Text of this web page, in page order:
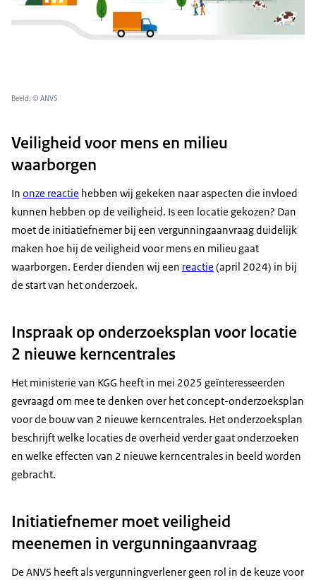
Beeld: © ANVS
Veiligheid voor mens en milieu
waarborgen
In onze reactie hebben wij gekeken naar aspecten die invloed
kunnen hebben op de veiligheid. Is een locatie gekozen? Dan
moet de initiatiefnemer bij een vergunningaanvraag duidelijk
maken hoe hij de veiligheid voor mens en milieu gaat
waarborgen. Eerder dienden wij een reactie (april 2024) in bij
de start van het onderzoek.
Inspraak op onderzoeksplan voor locatie
2 nieuwe kerncentrales
Het ministerie van KGG heeft in mei 2025 geïnteresseerden
gevraagd om mee te denken over het concept-onderzoeksplan
voor de bouw van 2 nieuwe kerncentrales. Het onderzoeksplan
beschrijft welke locaties de overheid verder gaat onderzoeken
en welke effecten van 2 nieuwe kerncentrales in beeld worden
gebracht.
Initiatiefnemer moet veiligheid
meenemen in vergunningaanvraag
De ANVS heeft als vergunningverlener geen rol in de keuze voor